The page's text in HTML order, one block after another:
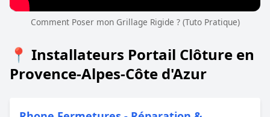
Comment Poser mon Grillage Rigide ? (Tuto Pratique)
📍 Installateurs Portail Clôture en
Provence-Alpes-Côte d'Azur